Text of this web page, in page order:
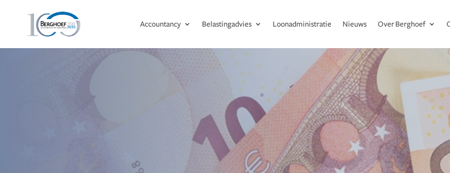
Accountancy Belastingadvies Loonadministratie Nieuws Over Berghoef